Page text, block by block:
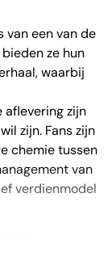
van een van de
ze hun
waarbij
aflevering zijn
zijn. Fans zijn
chemie tussen
van
verdienmodel
de eerste